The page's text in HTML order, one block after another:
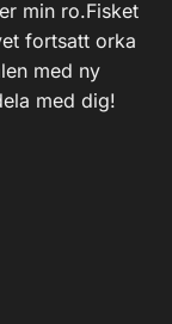
min ro.Fisket
fortsatt orka
med ny
med dig!